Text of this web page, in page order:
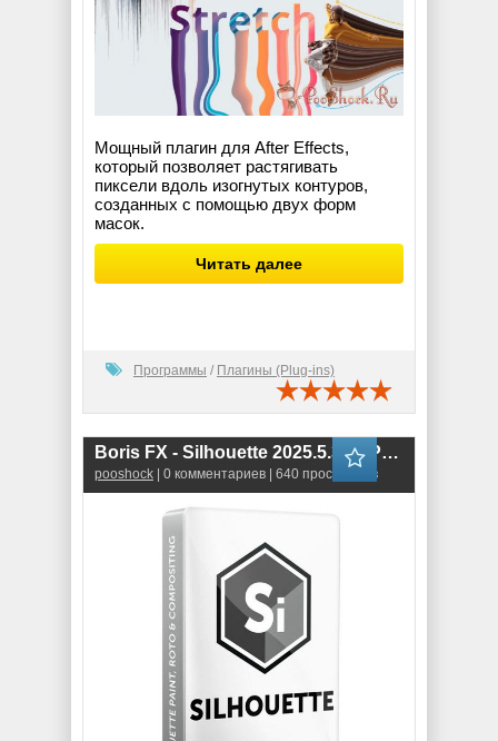
Мощный плагин для After Effects,
который позволяет растягивать
пиксели вдоль изогнутых контуров,
созданных с помощью двух форм
масок.
Читать далее
Программы / Плагины (Plug-ins)
Boris FX - Silhouette 2025.5.3 RePack
pooshock | 0 комментариев | 640 просмотров